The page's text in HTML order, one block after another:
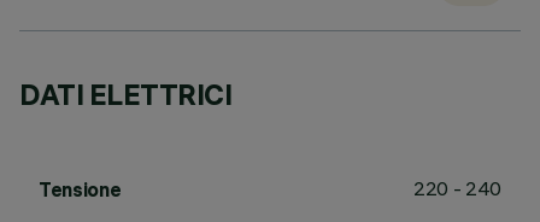
DATI ELETTRICI
Tensione 220 - 240